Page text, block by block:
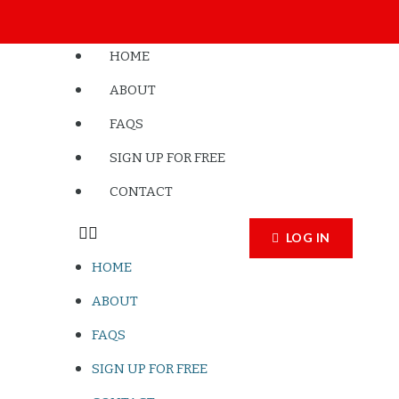
HOME
ABOUT
FAQS
SIGN UP FOR FREE
CONTACT
HOME
ABOUT
FAQS
SIGN UP FOR FREE
LOG IN